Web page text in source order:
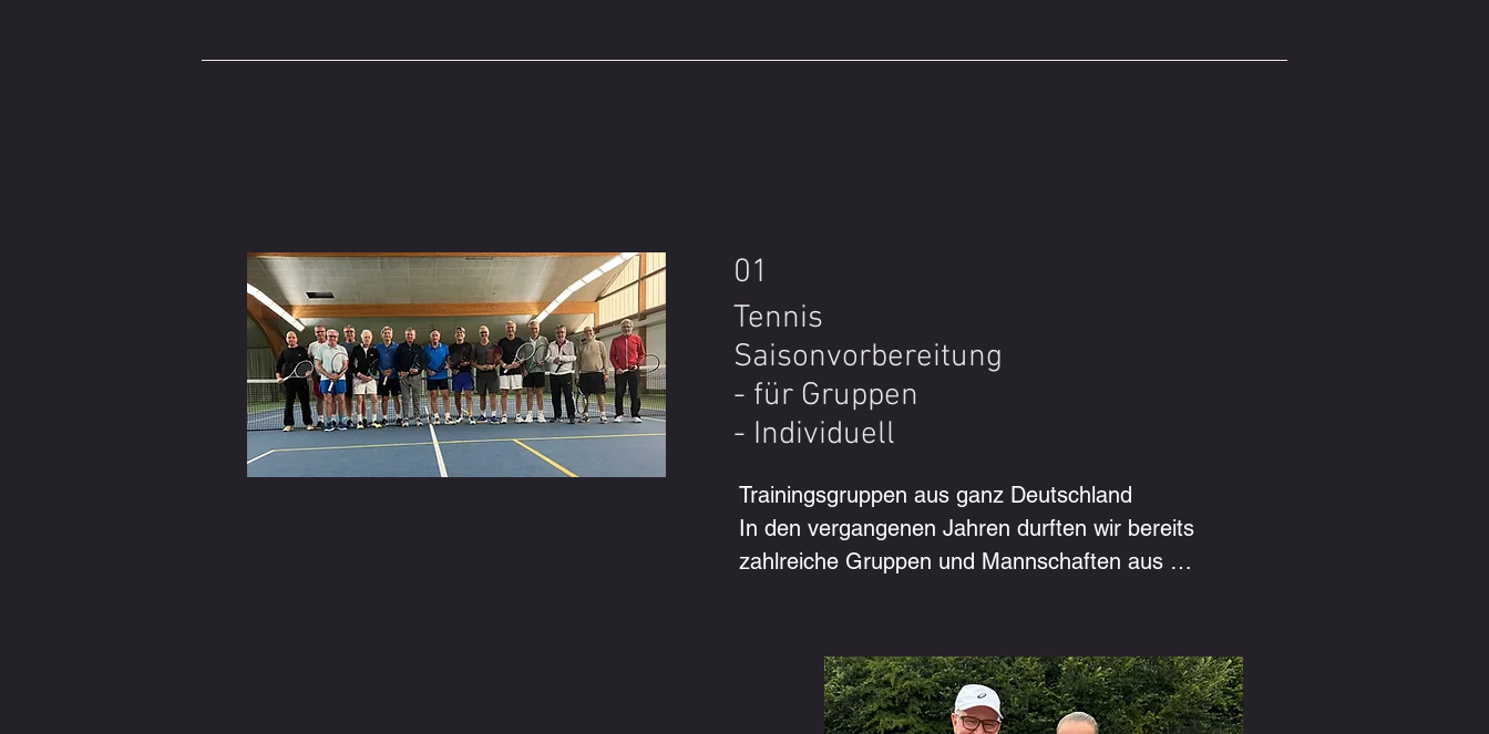
01
Tennis
Saisonvorbereitung
- für Gruppen
- Individuell
Trainingsgruppen aus ganz Deutschland
In den vergangenen Jahren durften wir bereits
zahlreiche Gruppen und Mannschaften aus
Nauheim, Düsseldorf und weiteren Regionen
Deutschlands.